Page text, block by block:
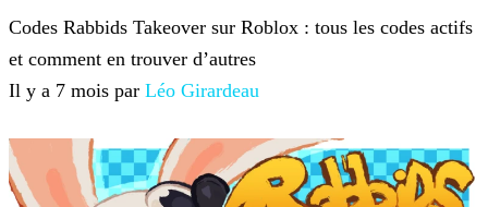
Codes Rabbids Takeover sur Roblox : tous les codes actifs
et comment en trouver d’autres
Il y a 7 mois par Léo Girardeau